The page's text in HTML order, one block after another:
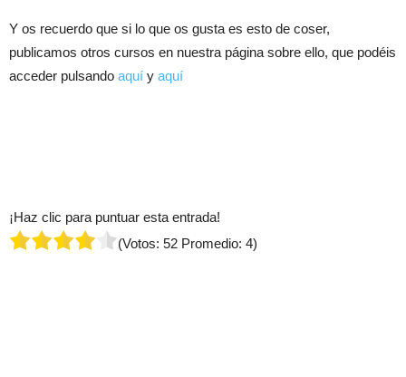
Y os recuerdo que si lo que os gusta es esto de coser,
publicamos otros cursos en nuestra página sobre ello, que podéis
acceder pulsando aquí y aquí
¡Haz clic para puntuar esta entrada!
(Votos: 52 Promedio: 4)